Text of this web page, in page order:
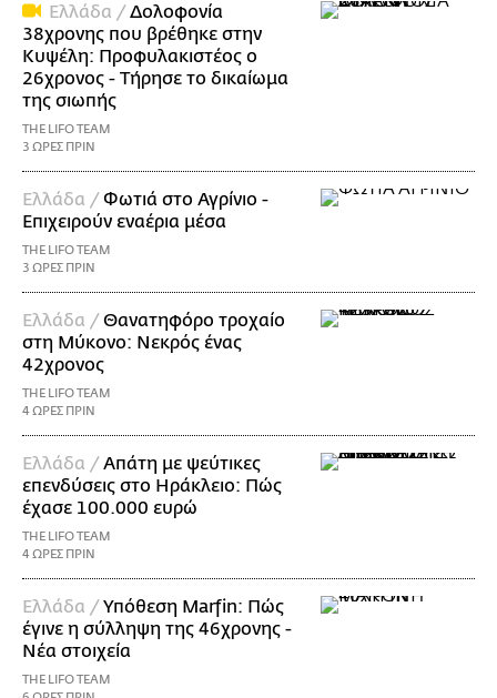
Ελλάδα /Δολοφονία
38χρονης που βρέθηκε στην
Κυψέλη: Προφυλακιστέος ο
26χρονος - Τήρησε το δικαίωμα
της σιωπής
THE LIFO TEAM
3 ΩΡΕΣ ΠΡΙΝ
Ελλάδα /Φωτιά στο Αγρίνιο -
Επιχειρούν εναέρια μέσα
THE LIFO TEAM
3 ΩΡΕΣ ΠΡΙΝ
Ελλάδα /Θανατηφόρο τροχαίο
στη Μύκονο: Νεκρός ένας
42χρονος
THE LIFO TEAM
4 ΩΡΕΣ ΠΡΙΝ
Ελλάδα /Απάτη με ψεύτικες
επενδύσεις στο Ηράκλειο: Πώς
έχασε 100.000 ευρώ
THE LIFO TEAM
4 ΩΡΕΣ ΠΡΙΝ
Ελλάδα /Υπόθεση Marfin: Πώς
έγινε η σύλληψη της 46χρονης -
Νέα στοιχεία
THE LIFO TEAM